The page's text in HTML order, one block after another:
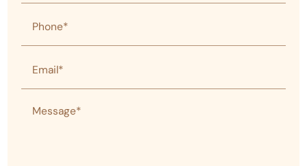
Phone*
Email*
Message*